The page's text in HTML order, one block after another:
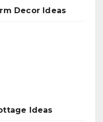
Decor Ideas
Ideas